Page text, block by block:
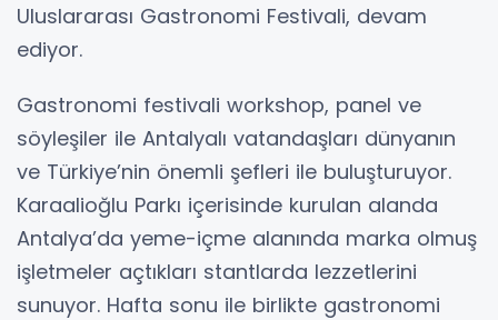
Uluslararası Gastronomi Festivali, devam
ediyor.
Gastronomi festivali workshop, panel ve
söyleşiler ile Antalyalı vatandaşları dünyanın
ve Türkiye’nin önemli şefleri ile buluşturuyor.
Karaalioğlu Parkı içerisinde kurulan alanda
Antalya’da yeme-içme alanında marka olmuş
işletmeler açtıkları stantlarda lezzetlerini
sunuyor. Hafta sonu ile birlikte gastronomi